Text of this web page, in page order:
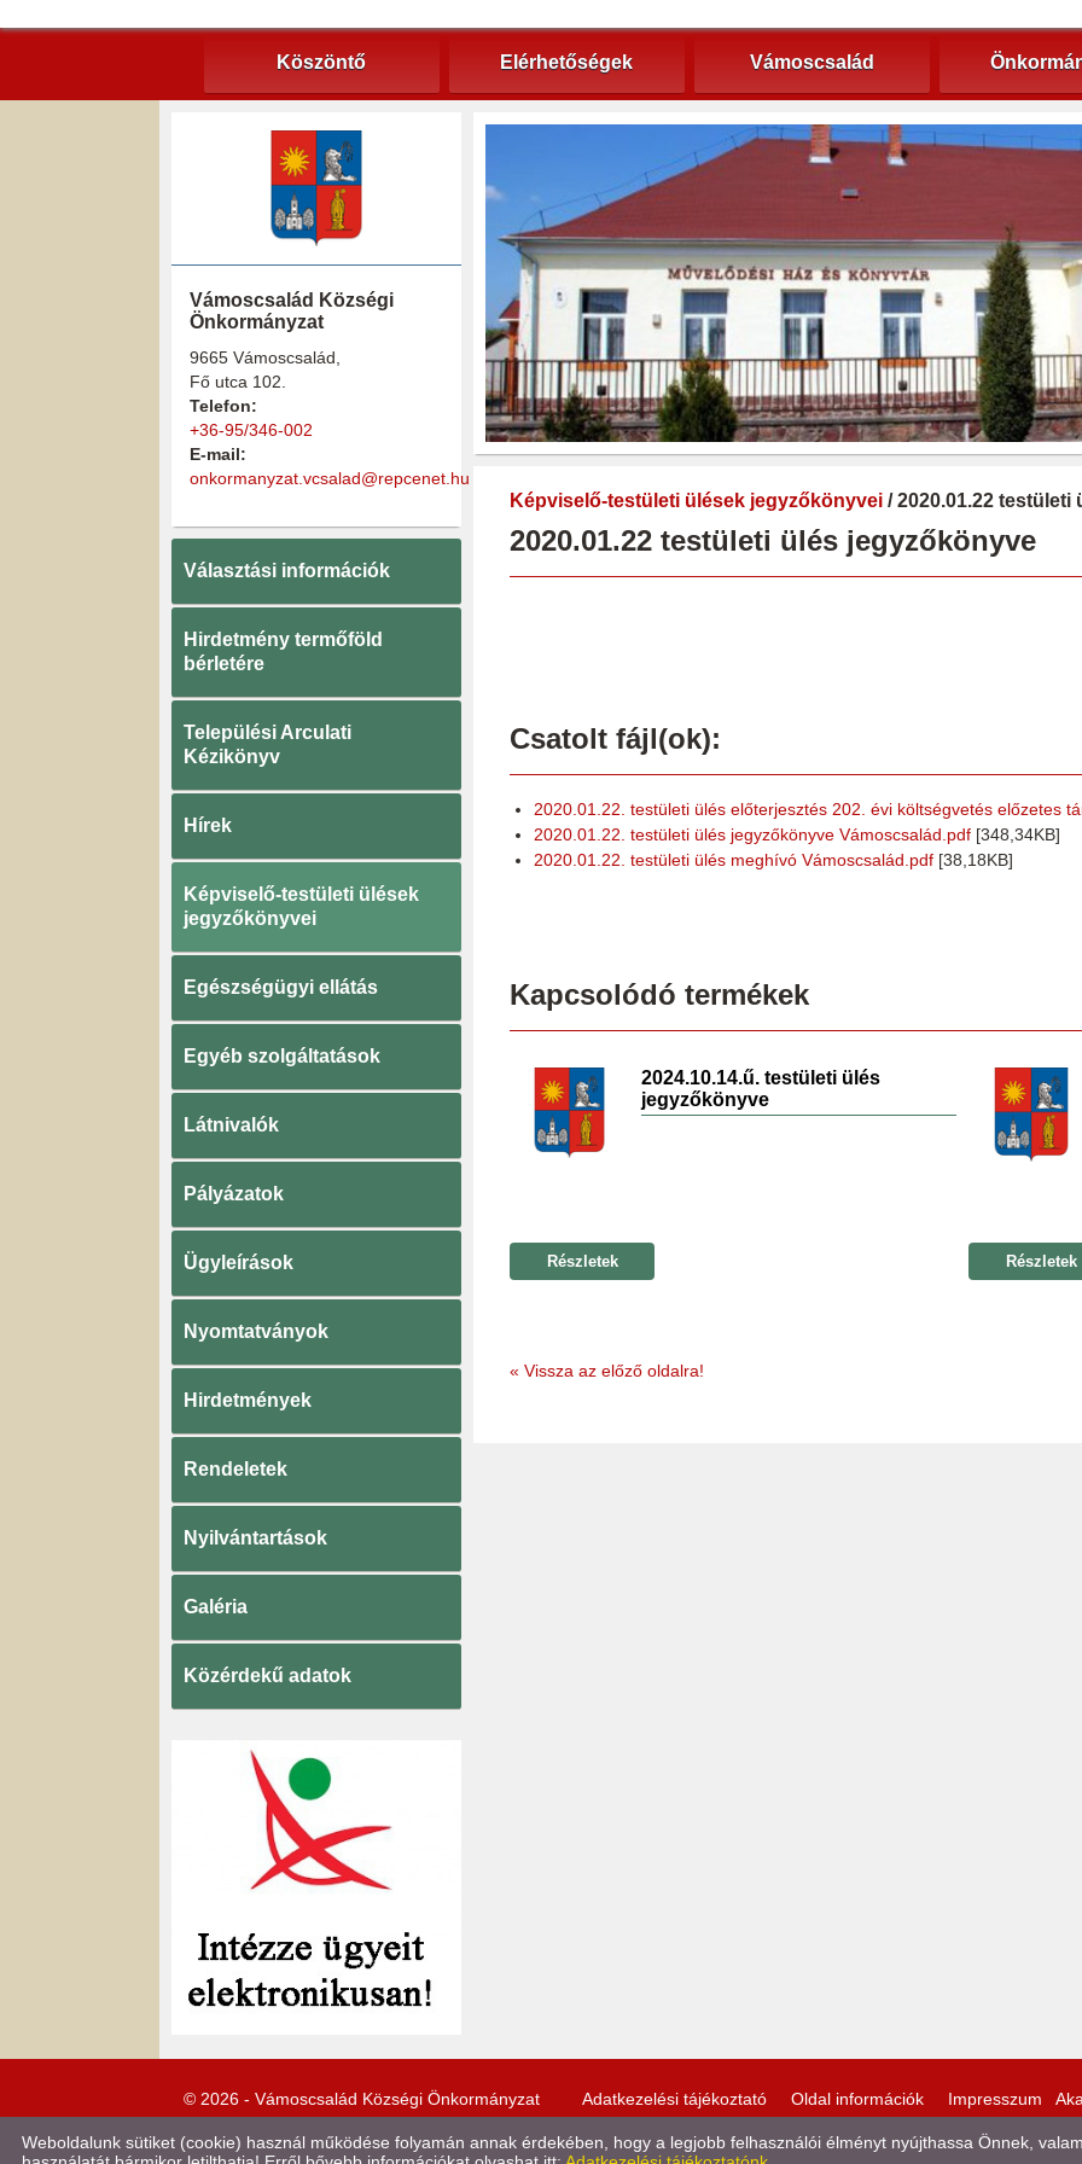
Köszöntő Elérhetőségek Vámoscsalád
Vámoscsalád Községi
Önkormányzat
9665 Vámoscsalád,
Fő utca 102.
Telefon:
+36-95/346-002
E-mail:
onkormanyzat.vcsalad@repcenet.hu
Választási információk
Hirdetmény termőföld
bérletére
Települési Arculati
Kézikönyv
Hírek
Képviselő-testületi ülések
jegyzőkönyvei
Egészségügyi ellátás
Egyéb szolgáltatások
Látnivalók
Pályázatok
Ügyleírások
Nyomtatványok
Hirdetmények
Rendeletek
Nyilvántartások
Galéria
Közérdekű adatok
Képviselő-testületi ülések jegyzőkönyvei / 2020.01.22
2020.01.22 testületi ülés jegyzőkönyve
Csatolt fájl(ok):
2020.01.22. testületi ülés előterjesztés 202. évi költségvetés előzetes
2020.01.22. testületi ülés jegyzőkönyve Vámoscsalád.pdf [348,34KB]
2020.01.22. testületi ülés meghívó Vámoscsalád.pdf [38,18KB]
Kapcsolódó termékek
2024.10.14.ű. testületi ülés
jegyzőkönyve
Részletek Részletek
« Vissza az előző oldalra!
© 2026 - Vámoscsalád Községi Önkormányzat Adatkezelési tájékoztató Oldal információk Impresszum
Weboldalunk sütiket (cookie) használ működése folyamán annak érdekében, hogy a legjobb felhasználói élményt nyújthassa Önnek,